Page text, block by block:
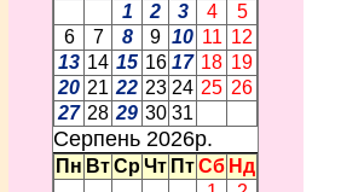
1
2 3 4
5
6
7 8 9 10 11 12
13 14 15 16 17 18 19
20 21 22 23 24 25 26
27 28 29 30 31
Серпень 2026p.
Пн ВтСрЧт ПтСб Нд